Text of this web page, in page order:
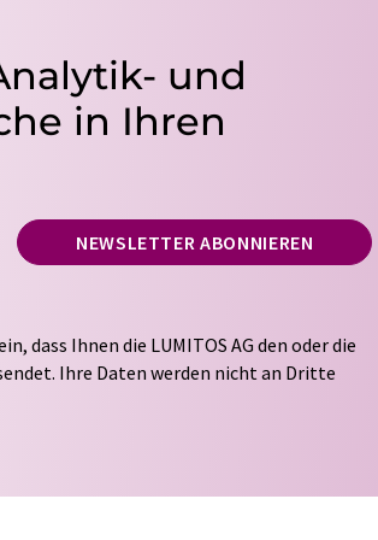
und
in Ihren
NEWSLETTER ABONNIEREN
dass Ihnen die LUMITOS AG den oder die
Ihre Daten werden nicht an Dritte
Ihrer Daten durch die LUMITOS AG erfolgt